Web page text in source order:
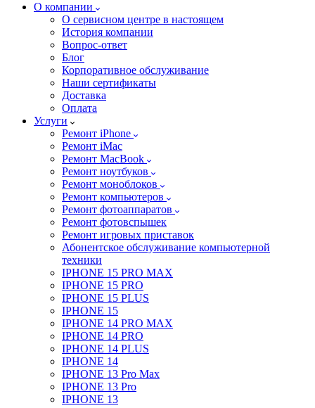
О компании
О сервисном центре в настоящем
История компании
Вопрос-ответ
Блог
Корпоративное обслуживание
Наши сертификаты
Доставка
Оплата
Услуги
Ремонт iPhone
Ремонт iMac
Ремонт MacBook
Ремонт ноутбуков
Ремонт моноблоков
Ремонт компьютеров
Ремонт фотоаппаратов
Ремонт фотовспышек
Ремонт игровых приставок
Абонентское обслуживание компьютерной
техники
IPHONE 15 PRO MAX
IPHONE 15 PRO
IPHONE 15 PLUS
IPHONE 15
IPHONE 14 PRO MAX
IPHONE 14 PRO
IPHONE 14 PLUS
IPHONE 14
IPHONE 13 Pro Max
IPHONE 13 Pro
IPHONE 13